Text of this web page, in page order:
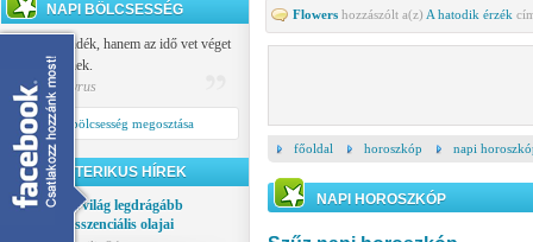
NAPI BÖLCSESSÉG
Nem a szándék, hanem az idő vet véget
a szerelemnek.
Publilius Syrus
Napi bölcsesség megosztása
EZOTERIKUS HÍREK
A világ legdrágább
esszenciális olajai
Flowers hozzászólt a(z) A hatodik érzék
főoldal horoszkóp napi
NAPI HOROSZKÓP